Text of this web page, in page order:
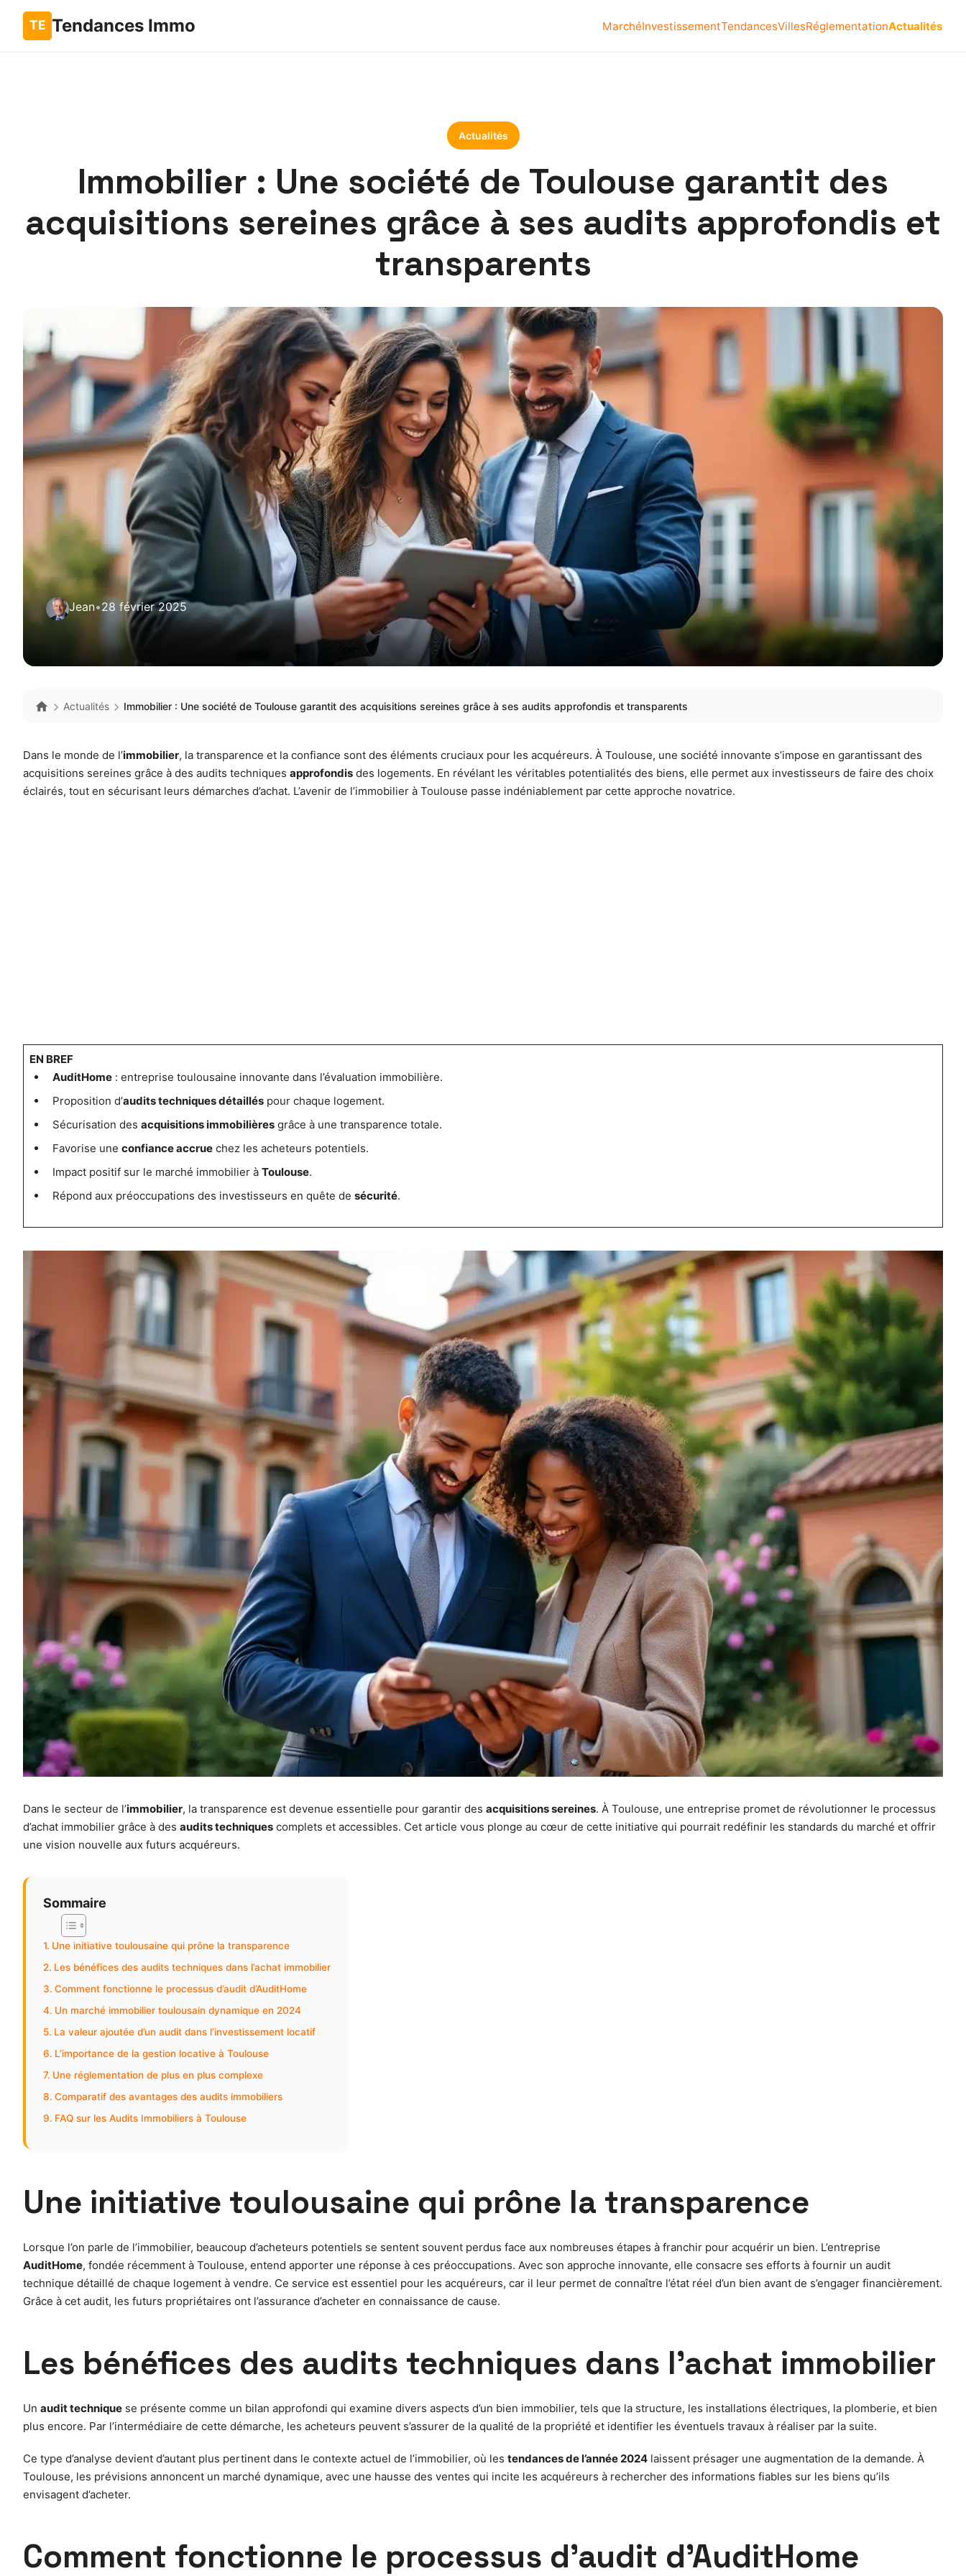
Tendances Immo MarchéInvestissementTendancesVillesRéglementationActualités
Actualités
Immobilier : Une société de Toulouse garantit des
acquisitions sereines grâce à ses audits approfondis et
transparents
Jean•28 février 2025
Actualités Immobilier : Une société de Toulouse garantit des acquisitions sereines grâce à ses audits approfondis et transparents
Dans le monde de l’immobilier, la transparence et la confiance sont des éléments cruciaux pour les acquéreurs. À Toulouse, une société innovante s’impose en garantissant des
acquisitions sereines grâce à des audits techniques approfondis des logements. En révélant les véritables potentialités des biens, elle permet aux investisseurs de faire des choix
éclairés, tout en sécurisant leurs démarches d’achat. L’avenir de l’immobilier à Toulouse passe indéniablement par cette approche novatrice.
EN BREF
AuditHome: entreprise toulousaine innovante dans l’évaluation immobilière.
Proposition d’audits techniques détailléspour chaque logement.
Sécurisation des acquisitions immobilièresgrâce à une transparence totale.
Favorise une confiance accruechez les acheteurs potentiels.
Impact positif sur le marché immobilier à Toulouse.
Répond aux préoccupations des investisseurs en quête de sécurité.
Dans le secteur de l’immobilier, la transparence est devenue essentielle pour garantir des acquisitions sereines. À Toulouse, une entreprise promet de révolutionner le processus
d’achat immobilier grâce à des audits techniques complets et accessibles. Cet article vous plonge au cœur de cette initiative qui pourrait redéfinir les standards du marché et offrir
une vision nouvelle aux futurs acquéreurs.
Sommaire
Une initiative toulousaine qui prône la transparence
Les bénéfices des audits techniques dans l’achat immobilier
Comment fonctionne le processus d’audit d’AuditHome
Un marché immobilier toulousain dynamique en 2024
La valeur ajoutée d’un audit dans l’investissement locatif
L’importance de la gestion locative à Toulouse
Une réglementation de plus en plus complexe
Comparatif des avantages des audits immobiliers
FAQ sur les Audits Immobiliers à Toulouse
Une initiative toulousaine qui prône la transparence
Lorsque l’on parle de l’immobilier, beaucoup d’acheteurs potentiels se sentent souvent perdus face aux nombreuses étapes à franchir pour acquérir un bien. L’entreprise
AuditHome, fondée récemment à Toulouse, entend apporter une réponse à ces préoccupations. Avec son approche innovante, elle consacre ses efforts à fournir un audit
technique détaillé de chaque logement à vendre. Ce service est essentiel pour les acquéreurs, car il leur permet de connaître l’état réel d’un bien avant de s’engager financièrement.
Grâce à cet audit, les futurs propriétaires ont l’assurance d’acheter en connaissance de cause.
Les bénéfices des audits techniques dans l’achat immobilier
Un audit technique se présente comme un bilan approfondi qui examine divers aspects d’un bien immobilier, tels que la structure, les installations électriques, la plomberie, et bien
plus encore. Par l’intermédiaire de cette démarche, les acheteurs peuvent s’assurer de la qualité de la propriété et identifier les éventuels travaux à réaliser par la suite.
Ce type d’analyse devient d’autant plus pertinent dans le contexte actuel de l’immobilier, où les tendances de l’année 2024 laissent présager une augmentation de la demande. À
Toulouse, les prévisions annoncent un marché dynamique, avec une hausse des ventes qui incite les acquéreurs à rechercher des informations fiables sur les biens qu’ils
envisagent d’acheter.
Comment fonctionne le processus d’audit d’AuditHome